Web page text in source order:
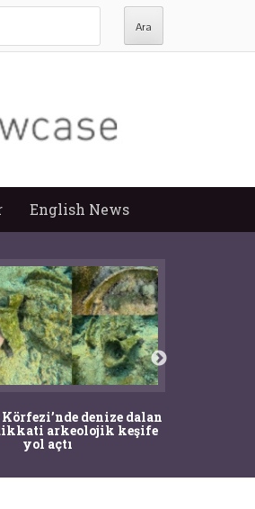
English News
denize dalan
arkeolojik keşife
yol açtı